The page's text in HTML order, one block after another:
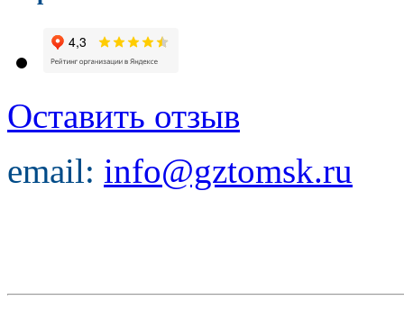
Оставить отзыв
email: info@gztomsk.ru